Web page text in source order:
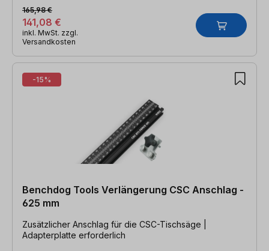
141,08 €
165,98 €
inkl. MwSt. zzgl.
Versandkosten
-15%
Benchdog Tools Verlängerung CSC Anschlag -
625 mm
Zusätzlicher Anschlag für die CSC-Tischsäge |
Adapterplatte erforderlich